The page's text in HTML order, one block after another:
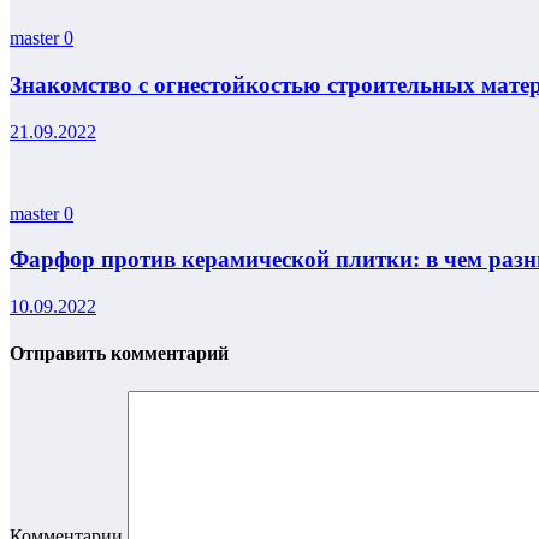
master0
Знакомство с огнестойкостью строительных
21.09.2022
master0
Фарфор против керамической плитки: в чем
10.09.2022
Отправить комментарий